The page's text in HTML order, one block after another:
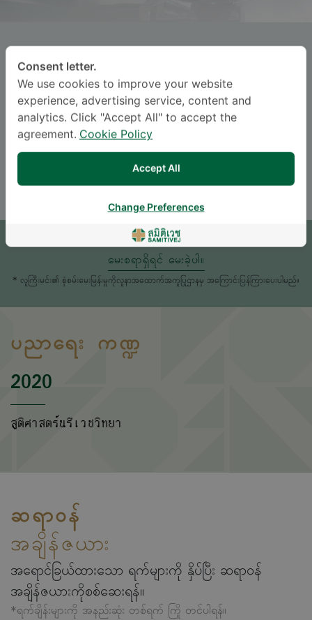
APINUN LUKSANACHINDA
MAWSON
ဆစ်မီတဝေ့ ဆရီနာခရင်
Specialties: Obstetrics and Gynaecology
Obstetrics and Gynaecology
မေးစရာရှိရင် မေးခဲ့ပါ။
* လူကြီးမင်း၏ စုံစမ်းမေးမြန်းမှုကိုလူနာအထောက်အကူပြုဌာနမှ အကြောင်းပြန်ကြားပေးပါမည်။
ပညာရေး ကဏ္ဍ
2020
สูติศาสตร์นรีเวชวิทยา
ဆရာဝန်
အချိန်ဇယား
အရောင်ခြယ်ထားသော ရက်များကို နှိပ်ပြီး ဆရာဝန်
အချိန်ဇယားကိုစစ်ဆေးရန်။
*ရက်ချိန်းများကို အနည်းဆုံး တစ်ရက် ကြို တင်ပါရန်။
Consent letter.
We use cookies to improve your website
experience, advertising service, content and
analytics. Click "Accept All" to accept the
agreement. Cookie Policy
Accept All
Change Preferences